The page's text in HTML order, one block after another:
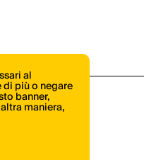
al
più o negare
banner,
maniera,